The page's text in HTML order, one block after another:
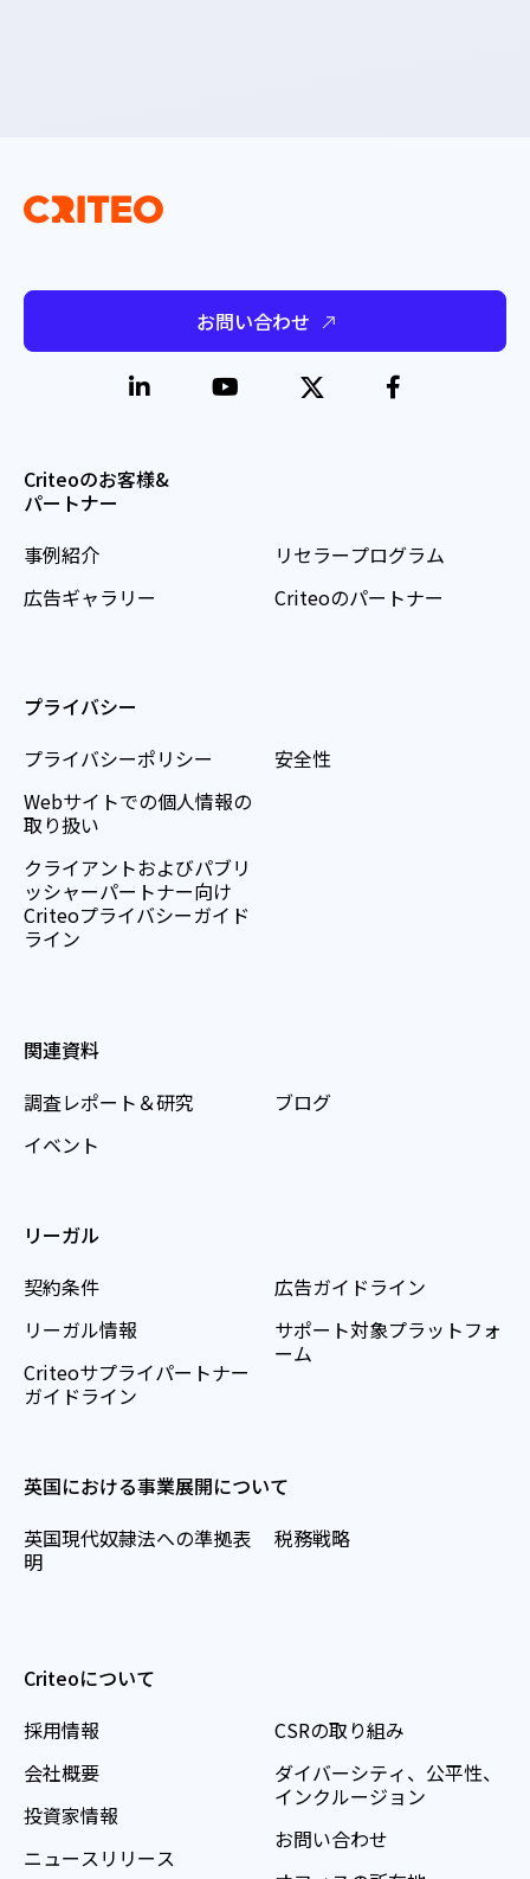
お問い合わせ
Criteoのお客様&
パートナー
事例紹介
広告ギャラリー
リセラープログラム
Criteoのパートナー
プライバシー
プライバシーポリシー
Webサイトでの個人情報の
取り扱い
クライアントおよびパブリ
ッシャーパートナー向け
Criteoプライバシーガイド
ライン
安全性
関連資料
調査レポート＆研究
イベント
ブログ
リーガル
契約条件
リーガル情報
Criteoサプライパートナー
ガイドライン
広告ガイドライン
サポート対象プラットフォ
ーム
英国における事業展開について
英国現代奴隷法への準拠表
明
税務戦略
Criteoについて
採用情報
会社概要
投資家情報
ニュースリリース
CSRの取り組み
ダイバーシティ、公平性、
インクルージョン
お問い合わせ